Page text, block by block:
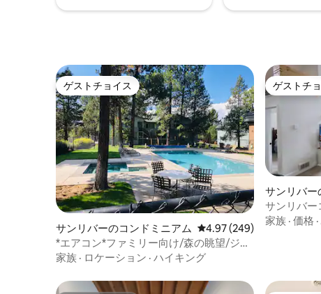
ゲストチョイス
ゲストチョイス
サンリバーのコンドミニアム レビュー249件、5つ星中
4.97 (249)
*エアコン*ファミリー向け/森の眺望/ジャ
グジー/プール*
家族 · ロケーション · ハイキング
ゲストチ
ゲストチ
サンリバー
サンリバー
露天風呂・
家族 · 価格 ·